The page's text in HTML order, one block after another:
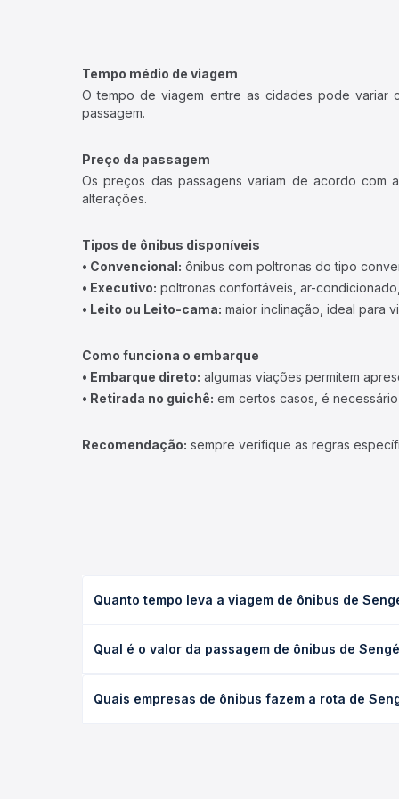
Tempo médio de viagem
O tempo de viagem entre as cidades pode variar
passagem.
Preço da passagem
Os preços das passagens variam de acordo com
alterações.
Tipos de ônibus disponíveis
• Convencional: ônibus com poltronas do tipo
• Executivo: poltronas confortáveis, ar-
• Leito ou Leito-cama: maior inclinação, ideal para
Como funciona o embarque
• Embarque direto: algumas viações permitem
• Retirada no guichê: em certos casos, é
Recomendação: sempre verifique as regras
Quanto tempo leva a viagem de ônibus de
condições de tráfego. Na Quero Passagem você
Qual é o valor da passagem de ônibus de
antecedência da compra. Na Quero Passagem
Quais empresas de ônibus fazem a rota de